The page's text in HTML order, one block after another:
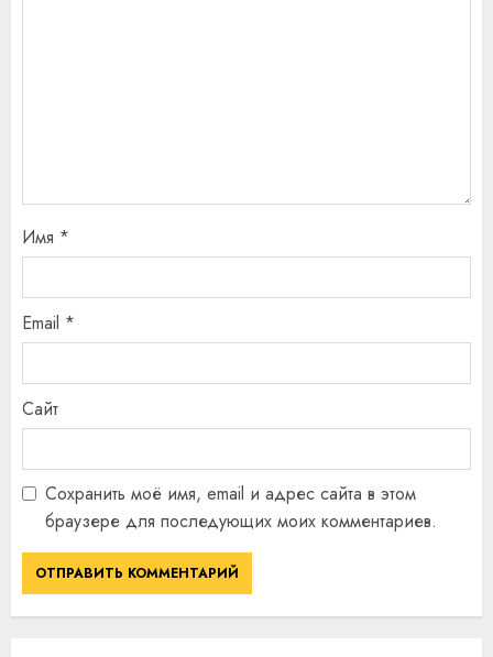
Имя *
Email *
Сайт
Сохранить моё имя, email и адрес сайта в этом
браузере для последующих моих комментариев.